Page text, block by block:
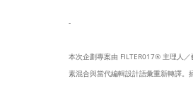
-
本次企劃專案由 FILTER017® 主理人
素混合與當代編輯設計語彙重新轉譯。